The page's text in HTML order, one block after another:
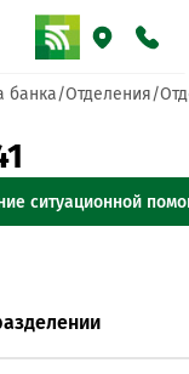
банка Отделения
ситуационной